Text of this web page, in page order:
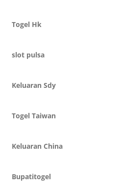
Togel Hk
slot pulsa
Keluaran Sdy
Togel Taiwan
Keluaran China
Bupatitogel